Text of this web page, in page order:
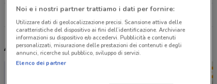
Tutti i negozi ZooPlanet
Altri volantini nelle vicinanze
Noi e i nostri partner trattiamo i dati per fornire:
Utilizzare dati di geolocalizzazione precisi. Scansione attiva delle
caratteristiche del dispositivo ai fini dell’identificazione. Archiviare
informazioni su dispositivo e/o accedervi. Pubblicità e contenuti
personalizzati, misurazione delle prestazioni dei contenuti e degli
annunci, ricerche sul pubblico, sviluppo di servizi.
Elenco dei partner